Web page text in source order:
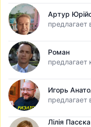
Артур
предлагает
Роман
предлагает
Игорь
предлагает
Лілія Пасєка